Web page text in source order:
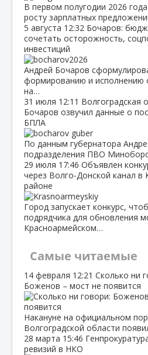
В первом полугодии 2026
росту зарплатных
5 августа 12:32 Бочаров:
сочетать осторожность,
инвестиций
Андрей Бочаров
формированию и исполнению
на…
31 июля 12:11 Волгоградская
Бочаров озвучил данные о
БПЛА
По данным губернатора
подразделения ПВО
29 июля 17:46 Объявлен
через Волго‑Донской канал в
районе
Город запускает конкурс,
подрядчика для обновления
Красноармейском…
Самые читаемые
14 февраля 12:21 Сколько ни
Боженов – мост не появится
Накануне на официальном
Волгоградской области
28 марта 15:46
ревизий в НКО